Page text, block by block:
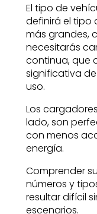
El tipo de
definirá el tipo
más grandes,
necesitarás
continua, que
significativa
uso.
Los
lado, son
con menos
energía.
Comprender
números y
resultar difícil
escenarios.